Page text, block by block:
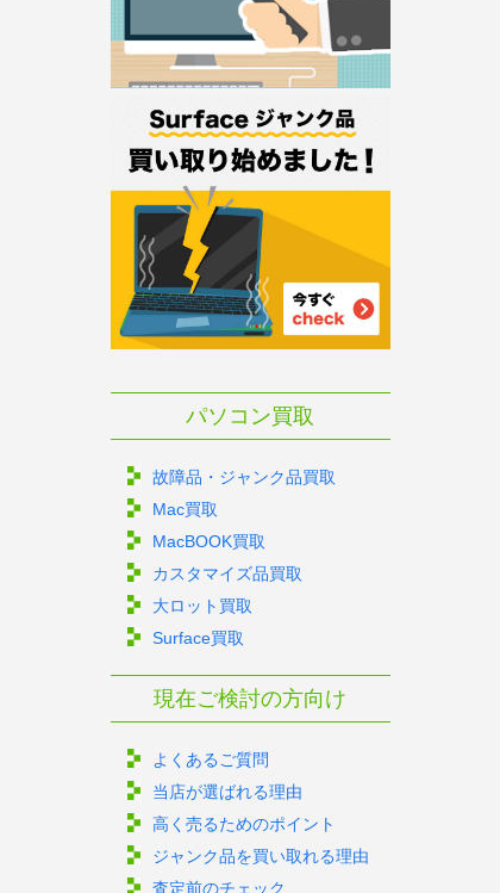
パソコン買取
故障品・ジャンク品買取
Mac買取
MacBOOK買取
カスタマイズ品買取
大ロット買取
Surface買取
現在ご検討の方向け
よくあるご質問
当店が選ばれる理由
高く売るためのポイント
ジャンク品を買い取れる理由
査定前のチェック